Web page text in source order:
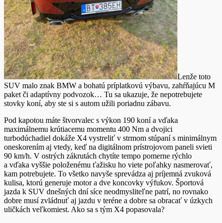
Lenže toto
SUV malo znak BMW a bohatú príplatkovú výbavu, zahŕňajúcu M
paket či adaptívny podvozok… Tu sa ukazuje, že nepotrebujete
stovky koní, aby ste si s autom užili poriadnu zábavu.
Pod kapotou máte štvorvalec s výkon 190 koní a vďaka
maximálnemu krútiacemu momentu 400 Nm a dvojici
turbodúchadiel dokáže X4 vystreliť v strmom stúpaní s minimálnym
oneskorením aj vtedy, keď na digitálnom prístrojovom paneli svieti
90 km/h. V ostrých zákrutách chytíte tempo pomerne rýchlo
a vďaka vyššie položenému ťažisku ho viete poľahky nasmerovať,
kam potrebujete. To všetko navyše sprevádza aj príjemná zvuková
kulisa, ktorú generuje motor a dve koncovky výfukov. Športová
jazda k SUV dnešných dní síce neodmysliteľne patrí, no rovnako
dobre musí zvládnuť aj jazdu v teréne a dobre sa obracať v úzkych
uličkách veľkomiest. Ako sa s tým X4 popasovala?